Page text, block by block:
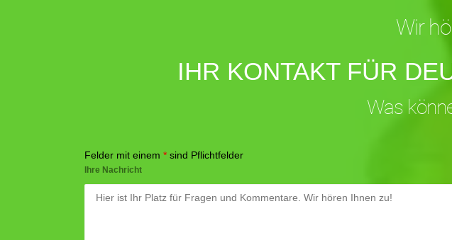
Wir
IHR KONTAKT FÜR
Was
Felder mit einem * sind Pflichtfelder
Ihre Nachricht